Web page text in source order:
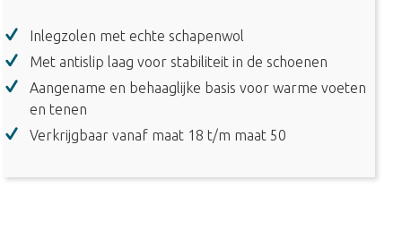
aantalInlegzolen met echte schapenwol
Met antislip laag voor stabiliteit in de schoenen
Aangename en behaaglijke basis voor warme voeten
en tenen
Verkrijgbaar vanaf maat 18 t/m maat 50